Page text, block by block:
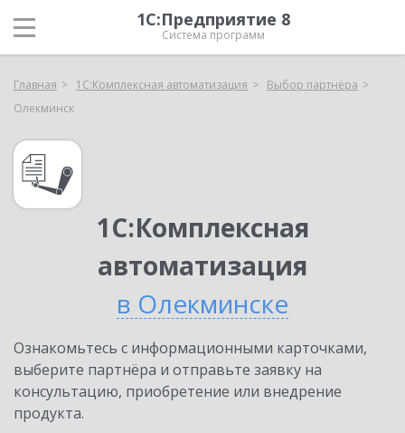
1С:Предприятие 8
Система программ
Главная 1С:Комплексная автоматизация
Выбор партнёра
Олекминск
1С:Комплексная
автоматизация
в Олекминске
Ознакомьтесь с информационными карточками,
выберите партнёра и отправьте заявку на
консультацию, приобретение или внедрение
продукта.